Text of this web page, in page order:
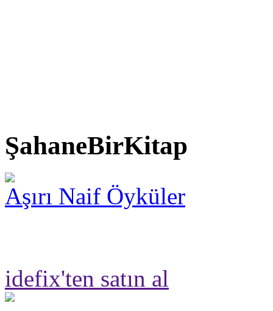
ŞahaneBirKitap
Aşırı Naif Öyküler
idefix'ten satın al